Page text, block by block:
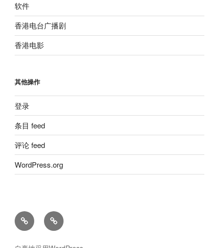
软件
香港电台广播剧
香港电影
其他操作
登录
条目 feed
评论 feed
WordPress.org
留
言
板
粵
語